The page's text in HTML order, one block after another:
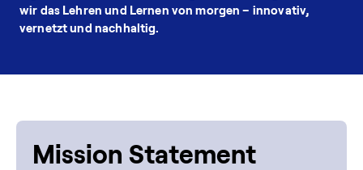
wir das Lehren und Lernen von morgen – innovativ,
vernetzt und nachhaltig.
Mission Statement